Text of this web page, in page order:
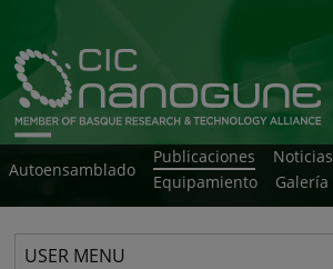
Autoensamblado
Publicaciones Noticias
Equipamiento
Galería
USER MENU